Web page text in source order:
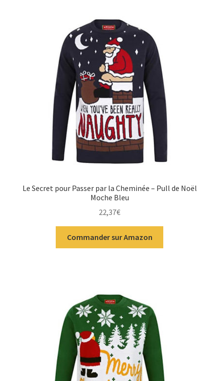
Le Secret pour Passer par la Cheminée – Pull de Noël
Moche Bleu
22,37€
Commander sur Amazon